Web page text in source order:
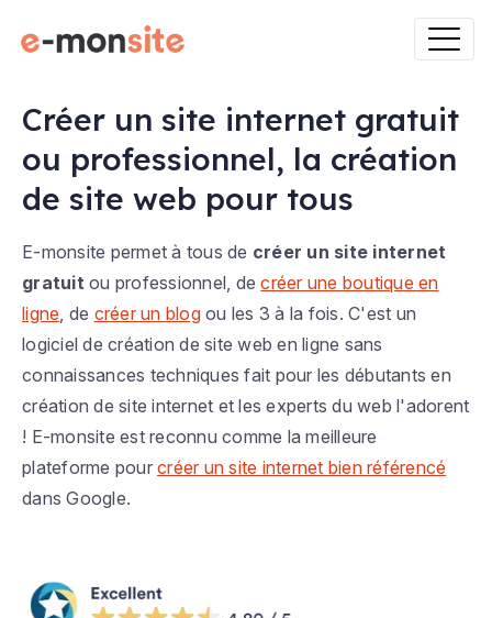
Créer un site internet gratuit
ou professionnel, la création
de site web pour tous
E-monsite permet à tous de créer un site internet
gratuit ou professionnel, decréer une boutique en
ligne , de créer un blogou les 3 à la fois. C'est un
logiciel de création de site web en ligne sans
connaissances techniques fait pour les débutants en
création de site internet et les experts du web l'adorent
! E-monsite est reconnu comme la meilleure
plateforme pour créer un site internet bien référencé
dans Google.